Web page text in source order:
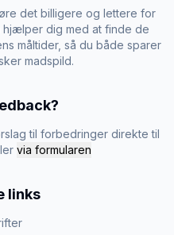
det billigere og lettere for
hjælper dig med at finde de
måltider, så du både sparer
madspild.
til forbedringer direkte til
via formularen
links